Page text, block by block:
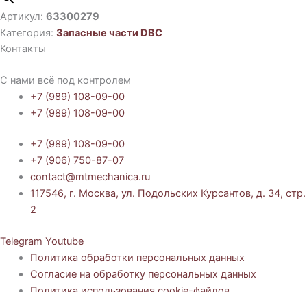
Артикул: 63300279
Категория: Запасные части DBC
Контакты
С нами всё под контролем
+7 (989) 108-09-00
+7 (989) 108-09-00
+7 (989) 108-09-00
+7 (906) 750-87-07
contact@mtmechanica.ru
117546, г. Москва, ул. Подольских Курсантов, д. 34, стр.
2
Telegram Youtube
Политика обработки персональных данных
Согласие на обработку персональных данных